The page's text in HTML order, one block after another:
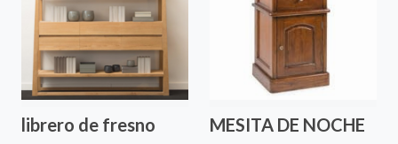
librero de fresno MESITA DE NOCHE